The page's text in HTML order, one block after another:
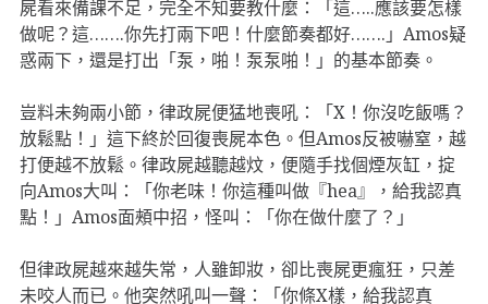
屍看來備課不足，完全不知要教什麼：「這…..應該要怎樣
做呢？這…….你先打兩下吧！什麼節奏都好…….」Amos疑
惑兩下，還是打出「泵，啪！泵泵啪！」的基本節奏。
豈料未夠兩小節，律政屍便猛地喪吼：「X！你沒吃飯嗎？
放鬆點！」這下終於回復喪屍本色。但Amos反被嚇窒，越
打便越不放鬆。律政屍越聽越炆，便隨手找個煙灰缸，掟
向Amos大叫：「你老味！你這種叫做『hea』，給我認真
點！」Amos面頰中招，怪叫：「你在做什麼了？」
但律政屍越來越失常，人雖卸妝，卻比喪屍更瘋狂，只差
未咬人而已。他突然吼叫一聲：「你條X樣，給我認真